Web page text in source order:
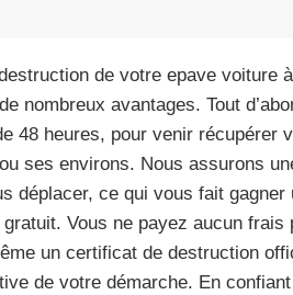
de votre epave voiture
nombreux avantages. Tout
48 heures, pour venir récupérer
ses environs. Nous assurons
déplacer, ce qui vous fait
Vous ne payez aucun
un certificat de destruction
de votre démarche. En